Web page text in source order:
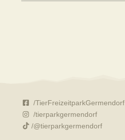
/TierFreizeitparkGermendorf
/tierparkgermendorf
/@tierparkgermendorf